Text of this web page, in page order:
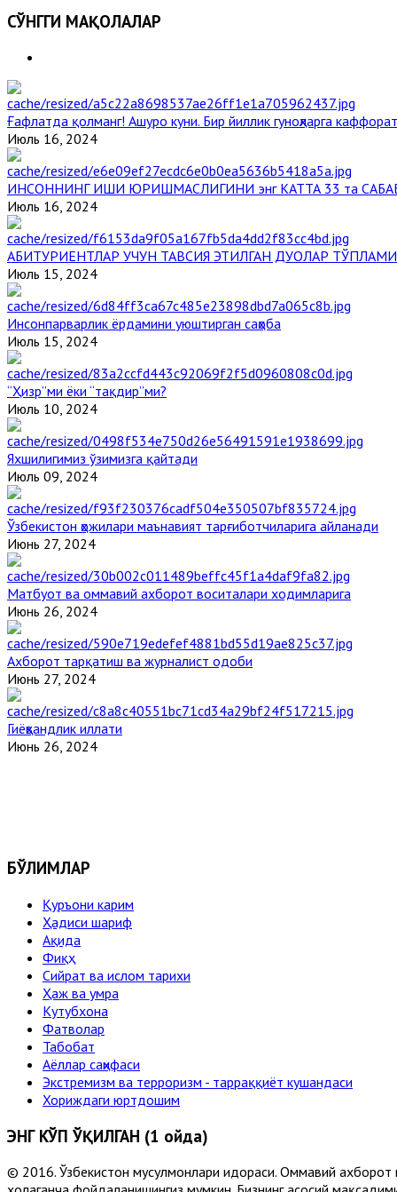
СЎНГГИ МАҚОЛАЛАР
Ғафлатда қолманг! Ашуро куни. Бир йиллик гуноҳларга
Июль 16, 2024
ИНСОННИНГ ИШИ ЮРИШМАСЛИГИНИ энг КАТТА 33 та
Июль 16, 2024
АБИТУРИЕНТЛАР УЧУН ТАВСИЯ ЭТИЛГАН ДУОЛАР ТЎПЛАМИ
Июль 15, 2024
Инсонпарварлик ёрдамини уюштирган саҳоба
Июль 15, 2024
“Ҳизр”ми ёки “тақдир”ми?
Июль 10, 2024
Яхшилигимиз ўзимизга қайтади
Июль 09, 2024
Ўзбекистон ҳожилари маънавият тарғиботчиларига айланади
Июнь 27, 2024
Матбуот ва оммавий ахборот воситалари ходимларига
Июнь 26, 2024
Ахборот тарқатиш ва журналист одоби
Июнь 27, 2024
Гиёҳвандлик иллати
Июнь 26, 2024
БЎЛИМЛАР
Қуръони карим
Ҳадиси шариф
Ақида
Фиқҳ
Сийрат ва ислом тарихи
Ҳаж ва умра
Кутубхона
Фатволар
Табобат
Аёллар саҳифаси
Экстремизм ва терроризм - тарраққиёт кушандаси
Хориждаги юртдошим
ЭНГ КЎП ЎҚИЛГАН (1 ойда)
© 2016. Ўзбекистон мусулмонлари идораси. Оммавий ахборот